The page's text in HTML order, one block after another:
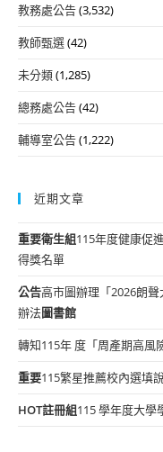
教務處公告(3,532)
教師甄選(42)
未分類(1,285)
總務處公告(42)
輔導室公告(1,222)
近期文章
重要衛生組115年度健康促
得獎名單
公告高市圖辦理「2026朗
辦法圖書館
轉知115年 度「周產期高風
重要115繁星推薦校內選填
HOT註冊組115 學年度大學